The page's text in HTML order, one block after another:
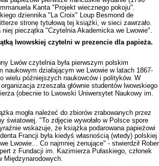
Kanta "Projekt wiecznego pokoju".
dziennika "La Croix" Loup Besmond de
stronę tytułową tej książki, w sieci zawrzało.
niej pieczątka "Czytelnia Akademicka we Lwowie".
lwowskiej czytelni w prezencie dla papieża.
Lwów czytelnia była pierwszym polskim
naukowym działającym we Lwowie w latach 1867-
wielu późniejszych naukowców i polityków. W
zrzeszała głównie studentów lwowskiego
(obecnie to Lwowski Uniwersytet Naukowy im.
mogła należeć do zbiorów zrabowanych przez
światowej. "To zdjęcie wywołało w Polsce spore
wskazuje, że książka podarowana papieżowi
Francji była kiedyś własnością (wtedy) polskiej
Lwowie... Co najmniej żenujące" - stwierdził
z Fundacji im. Kazimierza Pułaskiego, członek
Międzynarodowych.
informacyjna Zachodniej Ukrainy"